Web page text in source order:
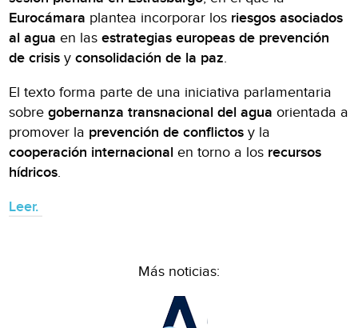
Eurocámara plantea incorporar los riesgos asociados
al agua en lasestrategias europeas de prevención
de crisis yconsolidación de la paz.
El texto forma parte de una iniciativa parlamentaria
sobregobernanza transnacional del agua orientada a
promover la prevención de conflictos y la
cooperación internacional en torno a los recursos
hídricos.
Leer.
Más noticias: